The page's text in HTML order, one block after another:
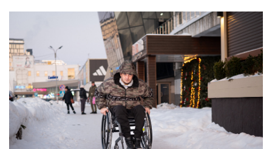
Сусід Івана допомагає йому вийти з автомобілю та пересісти на крісло,
Житомир, Україна, 16 січня 2026 року. Артем Деркачов / Frontliner